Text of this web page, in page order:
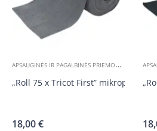
A
PSAUGINĖS IR PAGALBINĖS PRIEMONĖS
„Roll 75 x Tricot First”
18,00€